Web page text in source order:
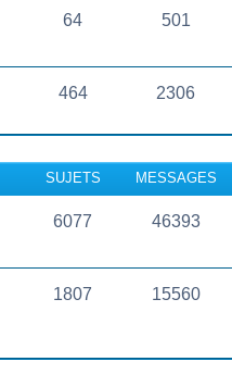
64 501
464 2306
SUJETS MESSAGES
6077 46393
1807 15560